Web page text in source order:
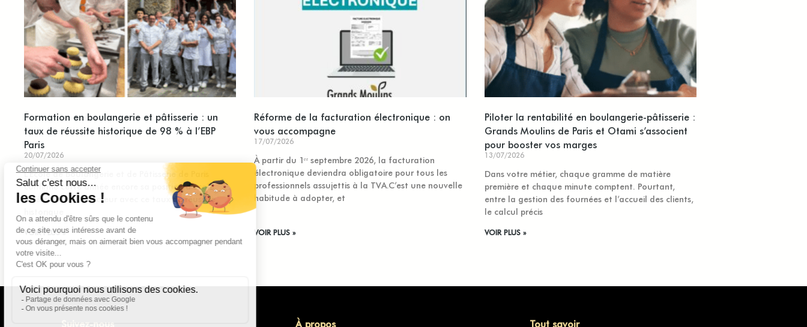
Formation en boulangerie et pâtisserie : un
taux de réussite historique de 98 % à l’EBP
Paris
20/07/2026
L’École de Boulangerie et de Pâtisserie de Paris
confirme cette année encore sa position d’école
référente sur le secteur avec ce taux de réussite
VOIR PLUS »
Réforme de la facturation électronique : on
vous accompagne
17/07/2026
À partir du 1ᵉʳ septembre 2026, la facturation
électronique deviendra obligatoire pour tous les
professionnels assujettis à la TVA.C’est une nouvelle
habitude à adopter, et
VOIR PLUS »
Piloter la rentabilité en boulangerie-pâtisserie :
Grands Moulins de Paris et Otami s’associent
pour booster vos marges
13/07/2026
Dans votre métier, chaque gramme de matière
première et chaque minute comptent. Pourtant,
entre la gestion des fournées et l’accueil des clients,
le calcul précis
VOIR PLUS »
Suivez-nous À propos Tout savoir